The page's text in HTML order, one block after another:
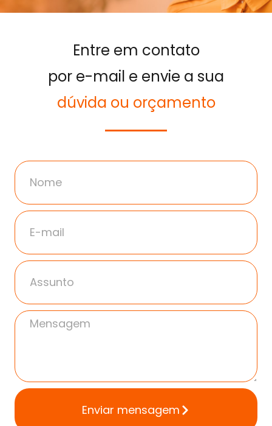
Entre em contato
por e-mail e envie a sua
dúvida ou orçamento
Enviar mensagem